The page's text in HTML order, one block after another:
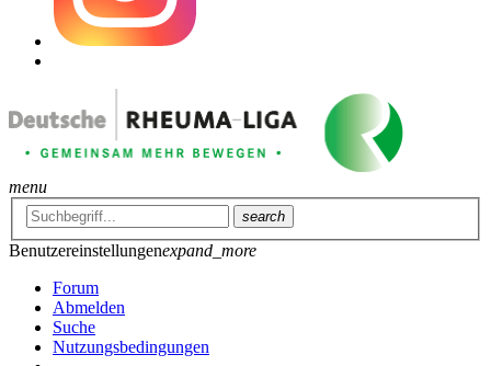
menu
search
Benutzereinstellungenexpand_more
Forum
Abmelden
Suche
Nutzungsbedingungen